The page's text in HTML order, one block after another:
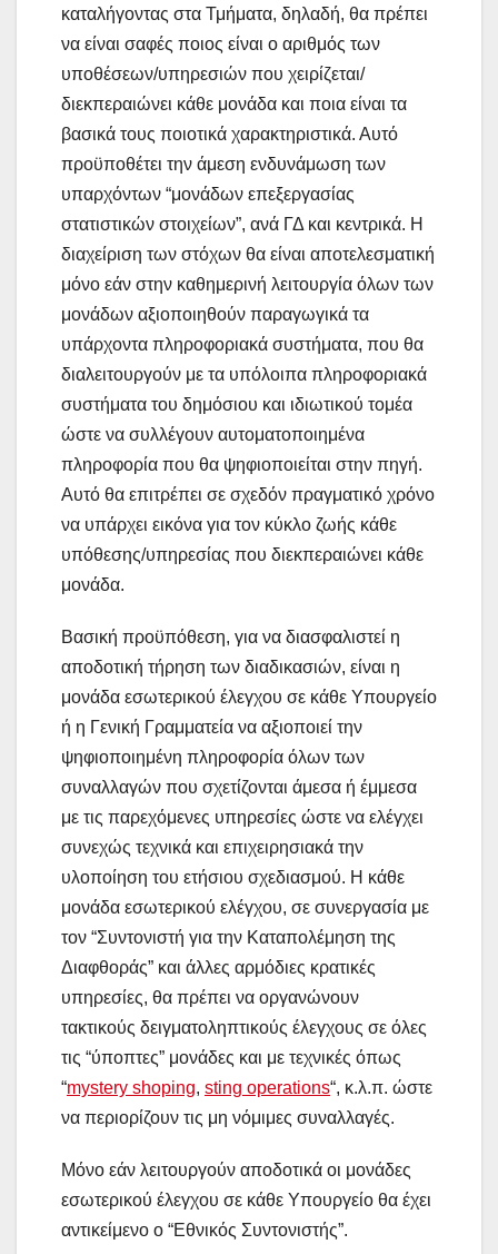
καταλήγοντας στα Τμήματα, δηλαδή, θα πρέπει
να είναι σαφές ποιος είναι ο αριθμός των
υποθέσεων/υπηρεσιών που χειρίζεται/
διεκπεραιώνει κάθε μονάδα και ποια είναι τα
βασικά τους ποιοτικά χαρακτηριστικά. Αυτό
προϋποθέτει την άμεση ενδυνάμωση των
υπαρχόντων “μονάδων επεξεργασίας
στατιστικών στοιχείων”, ανά ΓΔ και κεντρικά. Η
διαχείριση των στόχων θα είναι αποτελεσματική
μόνο εάν στην καθημερινή λειτουργία όλων των
μονάδων αξιοποιηθούν παραγωγικά τα
υπάρχοντα πληροφοριακά συστήματα, που θα
διαλειτουργούν με τα υπόλοιπα πληροφοριακά
συστήματα του δημόσιου και ιδιωτικού τομέα
ώστε να συλλέγουν αυτοματοποιημένα
πληροφορία που θα ψηφιοποιείται στην πηγή.
Αυτό θα επιτρέπει σε σχεδόν πραγματικό χρόνο
να υπάρχει εικόνα για τον κύκλο ζωής κάθε
υπόθεσης/υπηρεσίας που διεκπεραιώνει κάθε
μονάδα.
Βασική προϋπόθεση, για να διασφαλιστεί η
αποδοτική τήρηση των διαδικασιών, είναι η
μονάδα εσωτερικού έλεγχου σε κάθε Υπουργείο
ή η Γενική Γραμματεία να αξιοποιεί την
ψηφιοποιημένη πληροφορία όλων των
συναλλαγών που σχετίζονται άμεσα ή έμμεσα
με τις παρεχόμενες υπηρεσίες ώστε να ελέγχει
συνεχώς τεχνικά και επιχειρησιακά την
υλοποίηση του ετήσιου σχεδιασμού. Η κάθε
μονάδα εσωτερικού ελέγχου, σε συνεργασία με
τον “Συντονιστή για την Καταπολέμηση της
Διαφθοράς” και άλλες αρμόδιες κρατικές
υπηρεσίες, θα πρέπει να οργανώνουν
τακτικούς δειγματοληπτικούς έλεγχους σε όλες
τις “ύποπτες” μονάδες και με τεχνικές όπως
“mystery shoping, sting operations“, κ.λ.π. ώστε
να περιορίζουν τις μη νόμιμες συναλλαγές.
Μόνο εάν λειτουργούν αποδοτικά οι μονάδες
εσωτερικού έλεγχου σε κάθε Υπουργείο θα έχει
αντικείμενο ο “Εθνικός Συντονιστής”.